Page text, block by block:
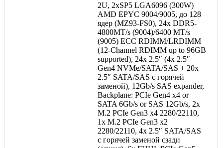
2U, 2xSP5 LGA6096 (300W)
AMD EPYC 9004/9005, до 128
ядер (MZ93-FS0), 24x DDR5-
4800MT/s (9004)/6400 MT/s
(9005) ECC RDIMM/LRDIMM
(12-Channel RDIMM up to 96GB
supported), 24x 2.5″ (4x 2.5″
Gen4 NVMe/SATA/SAS + 20x
2.5″ SATA/SAS с горячей
заменой), 12Gb/s SAS expander,
Backplane: PCIe Gen4 x4 or
SATA 6Gb/s or SAS 12Gb/s, 2x
M.2 PCIe Gen3 x4 2280/22110,
1x M.2 PCIe Gen3 x2
2280/22110, 4x 2.5″ SATA/SAS
с горячей заменой сзади